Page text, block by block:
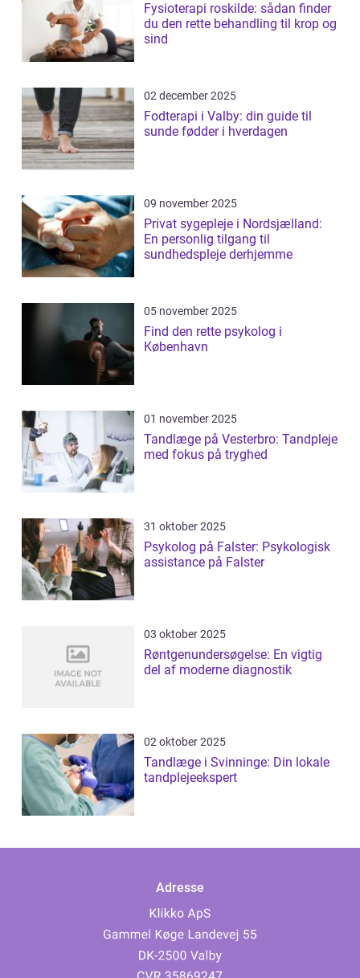
Fysioterapi roskilde: sådan finder
du den rette behandling til krop og
sind
02 december 2025
Fodterapi i Valby: din guide til
sunde fødder i hverdagen
09 november 2025
Privat sygepleje i Nordsjælland:
En personlig tilgang til
sundhedspleje derhjemme
05 november 2025
Find den rette psykolog i
København
01 november 2025
Tandlæge på Vesterbro: Tandpleje
med fokus på tryghed
31 oktober 2025
Psykolog på Falster: Psykologisk
assistance på Falster
03 oktober 2025
Røntgenundersøgelse: En vigtig
del af moderne diagnostik
02 oktober 2025
Tandlæge i Svinninge: Din lokale
tandplejeekspert
Adresse